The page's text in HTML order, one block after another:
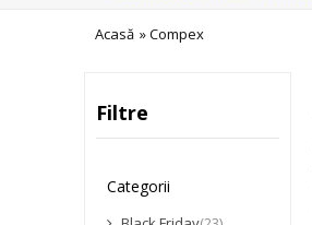
Acasă »Compex
Filtre
Categorii